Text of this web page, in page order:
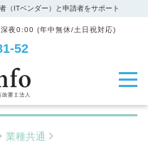
（ITベンダー）と申請者をサポート
夜0:00 (年中無休/土日祝対応)
52
業種共通